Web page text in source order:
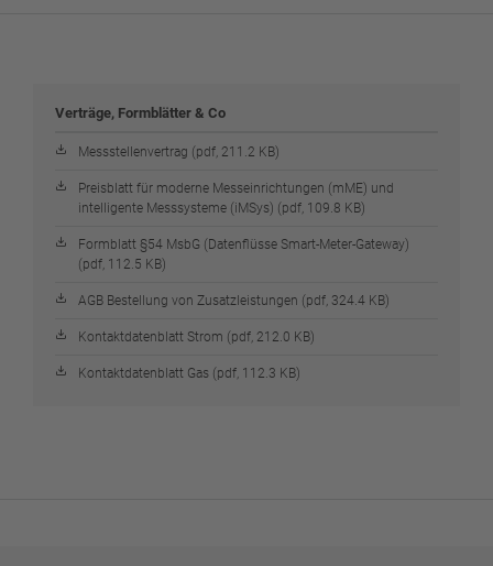
Verträge, Formblätter & Co
Messstellenvertrag (pdf, 211.2 KB)
Preisblatt für moderne Messeinrichtungen (mME) und
intelligente Messsysteme (iMSys) (pdf, 109.8 KB)
Formblatt §54 MsbG (Datenflüsse Smart-Meter-Gateway)
(pdf, 112.5 KB)
AGB Bestellung von Zusatzleistungen (pdf, 324.4 KB)
Kontaktdatenblatt Strom (pdf, 212.0 KB)
Kontaktdatenblatt Gas (pdf, 112.3 KB)